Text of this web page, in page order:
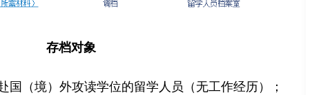
存档对象
国（境）外攻读学位的留学人员（无工作经历）；